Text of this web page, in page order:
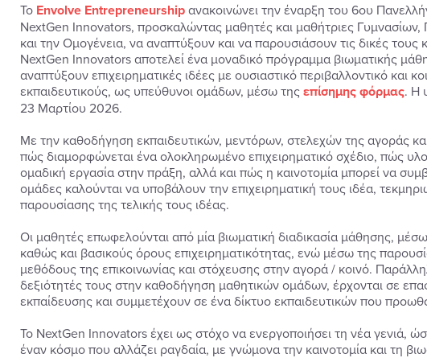
Το Envolve Entrepreneurshipανακοινώνει την έναρξη του 6ου
NextGen Innovators, προσκαλώντας μαθητές και μαθήτριες
και την Ομογένεια, να αναπτύξουν και να παρουσιάσουν τις δικές τους
NextGen Innovators αποτελεί ένα μοναδικό πρόγραμμα βιωματικής
αναπτύξουν επιχειρηματικές ιδέες με ουσιαστικό περιβαλλοντικό και
εκπαιδευτικούς, ως υπεύθυνοι ομάδων, μέσω τηςεπίσημης φόρμας. Η
23 Μαρτίου 2026.
Με την καθοδήγηση εκπαιδευτικών, μεντόρων, στελεχών της αγοράς
πώς διαμορφώνεται ένα ολοκληρωμένο επιχειρηματικό σχέδιο, πώς
ομαδική εργασία στην πράξη, αλλά και πώς η καινοτομία μπορεί να
ομάδες καλούνται να υποβάλουν την επιχειρηματική τους ιδέα,
παρουσίασης της τελικής τους ιδέας.
Οι μαθητές επωφελούνται από μία βιωματική διαδικασία μάθησης,
καθώς και βασικούς όρους επιχειρηματικότητας, ενώ μέσω της
μεθόδους της επικοινωνίας και στόχευσης στην αγορά / κοινό.
δεξιότητές τους στην καθοδήγηση μαθητικών ομάδων, έρχονται σε
εκπαίδευσης και συμμετέχουν σε ένα δίκτυο εκπαιδευτικών που
Το NextGen Innovators έχει ως στόχο να ενεργοποιήσει τη νέα γενιά,
έναν κόσμο που αλλάζει ραγδαία, με γνώμονα την καινοτομία και τη